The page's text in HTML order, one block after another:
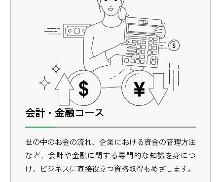
会計・金融コース
世の中のお金の流れ、企業における資金の管理方法
など、会計や金融に関する専門的な知識を身につ
け、ビジネスに直接役立つ資格取得もめざします。